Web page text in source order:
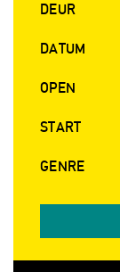
DEUR
DATUM
OPEN
START
GENRE